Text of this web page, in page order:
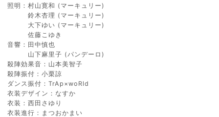
照明：村山寛和 (マーキュリー)
鈴木杏理 (マーキュリー)
大下ゆい (マーキュリー)
佐藤こゆき
音響：田中慎也
山下麻里子 (パンデーロ)
殺陣効果音：山本美智子
殺陣振付：小栗諒
ダンス振付：TrAp×woRld
衣装デザイン：なすか
衣装：西田さゆり
衣装進行：まつおかまい